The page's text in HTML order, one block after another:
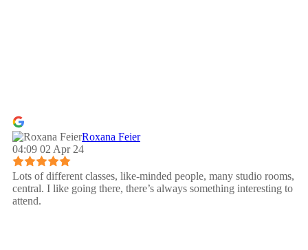
Roxana Feier
04:09 02 Apr 24
Lots of different classes, like-minded people, many studio rooms,
central. I like going there, there’s always something interesting to
attend.